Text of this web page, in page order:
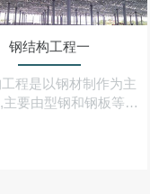
钢结构工程一
程是以钢材制作为主
主要由型钢和钢板等制